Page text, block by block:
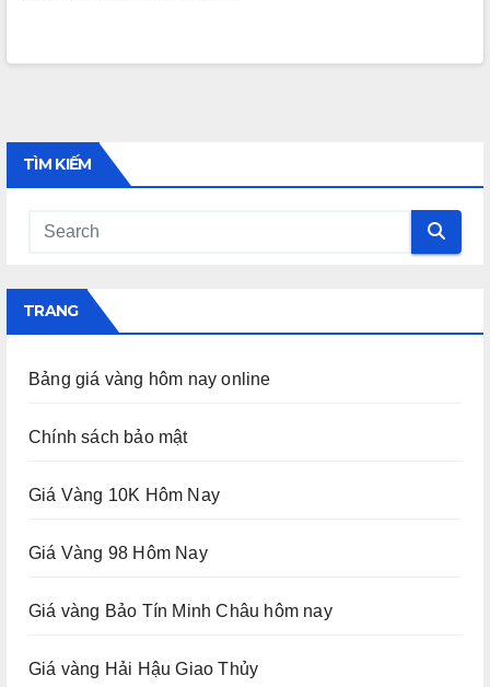
TÌM KIẾM
TRANG
Bảng giá vàng hôm nay online
Chính sách bảo mật
Giá Vàng 10K Hôm Nay
Giá Vàng 98 Hôm Nay
Giá vàng Bảo Tín Minh Châu hôm nay
Giá vàng Hải Hậu Giao Thủy